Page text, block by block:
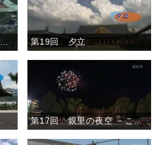
第20回 俯瞰で見る親里 ～大国見山より～（夏から秋へ） 第19回 夕立
第17回 親里の夜空 －こどもおぢばがえり－